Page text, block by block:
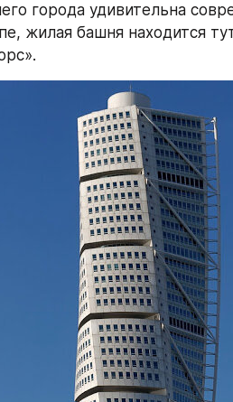
города удивительна
жилая башня находится